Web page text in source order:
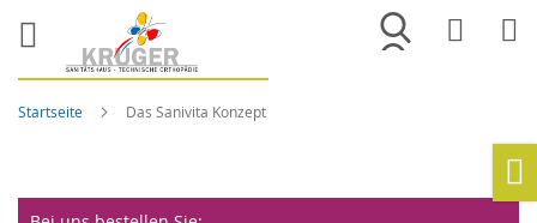
Merkliste
Startseite Das Sanivita Konzept